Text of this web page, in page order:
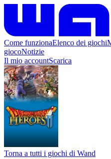
Come funzionaElenco dei giochi
giocoNotizie
Il mio accountScarica
Torna a tutti i giochi di Wand